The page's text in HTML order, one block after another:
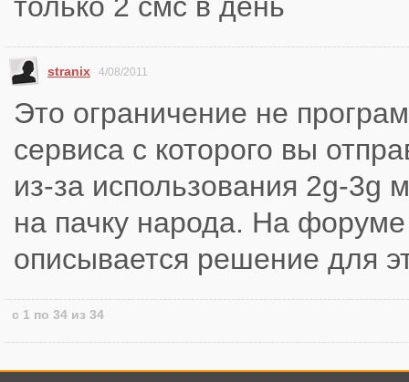
stranix 4/08/2011
Это ограничение не
сервиса с которого вы
из-за использования 2g-3g
на пачку народа. На форуме
описывается решение для
с 1 по 34 из 34